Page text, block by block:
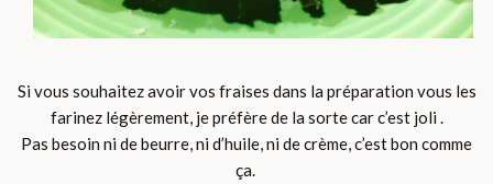
Si vous souhaitez avoir vos fraises dans la préparation vous les
farinez légèrement, je préfère de la sorte car c’est joli .
Pas besoin ni de beurre, ni d’huile, ni de crème, c’est bon comme
ça.